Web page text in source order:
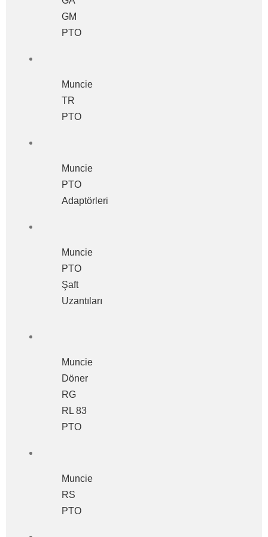
GM
PTO
Muncie
TR
PTO
Muncie
PTO
Adaptörleri
Muncie
PTO
Şaft
Uzantıları
Muncie
Döner
RG
RL 83
PTO
Muncie
RS
PTO